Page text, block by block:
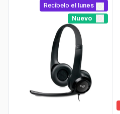
Recíbelo el lunes
Nuevo